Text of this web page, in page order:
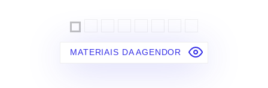
MATERIAIS DA AGENDOR